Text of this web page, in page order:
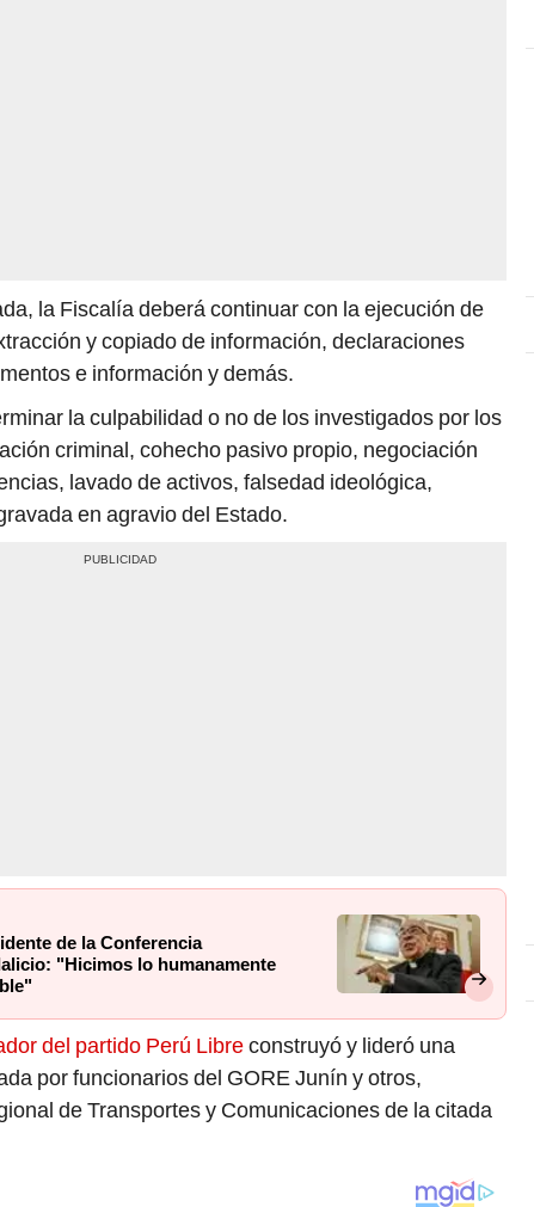
la Fiscalía deberá continuar con la ejecución de
y copiado de información, declaraciones
e información y demás.
la culpabilidad o no de los investigados por los
criminal, cohecho pasivo propio, negociación
lavado de activos, falsedad ideológica,
en agravio del Estado.
de la Conferencia
"Hicimos lo humanamente
del partido Perú Libreconstruyó y lideró una
por funcionarios del GORE Junín y otros,
de Transportes y Comunicaciones de la citada